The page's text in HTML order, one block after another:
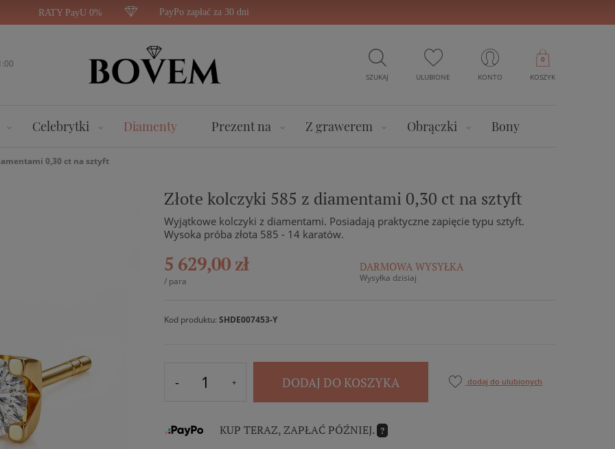
RATY PayU 0% PayPo zapłać za 30 dni
SZUKAJ ULUBIONE KONTO KOSZYK
0
Celebrytki Diamenty Prezent na Z grawerem Obrączki Bony
0,30 ct na sztyft
Złote kolczyki 585 z diamentami 0,30 ct na sztyft
Wyjątkowe kolczyki z diamentami. Posiadają praktyczne zapięcie typu sztyft.
Wysoka próba złota 585 - 14 karatów.
5 629,00 zł
/ para
DARMOWA WYSYŁKA
Wysyłka dzisiaj
Kod produktu: SHDE007453-Y
DODAJ DO KOSZYKA dodaj do ulubionych
KUP TERAZ, ZAPŁAĆ PÓŹNIEJ. ?